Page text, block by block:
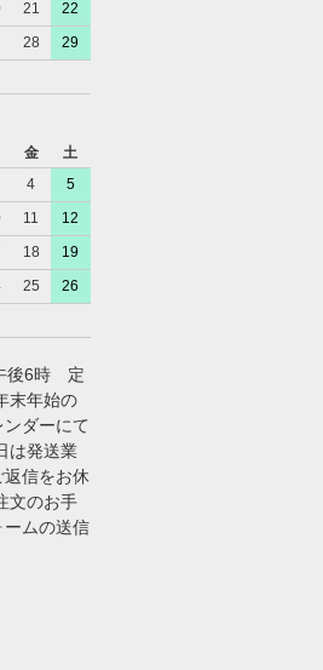
21
22
28
29
金
土
4
5
11
12
18
19
25
26
後6時 定
末年始の
ダーにて
は発送業
信をお休
文のお手
ムの送信